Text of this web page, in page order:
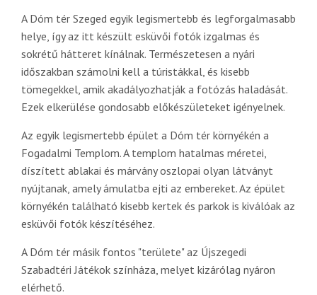
A Dóm tér Szeged egyik legismertebb és legforgalmasabb
helye, így az itt készült esküvői fotók izgalmas és
sokrétű hátteret kínálnak. Természetesen a nyári
időszakban számolni kell a túristákkal, és kisebb
tömegekkel, amik akadályozhatják a fotózás haladását.
Ezek elkerülése gondosabb előkészületeket igényelnek.
Az egyik legismertebb épület a Dóm tér környékén a
Fogadalmi Templom. A templom hatalmas méretei,
díszített ablakai és márvány oszlopai olyan látványt
nyújtanak, amely ámulatba ejti az embereket. Az épület
környékén található kisebb kertek és parkok is kiválóak az
esküvői fotók készítéséhez.
A Dóm tér másik fontos "területe" az Újszegedi
Szabadtéri Játékok színháza, melyet kizárólag nyáron
elérhető.